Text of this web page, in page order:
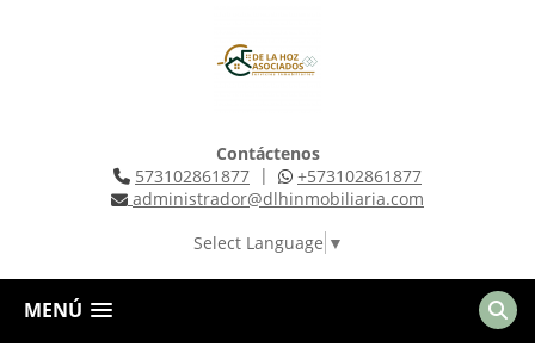
Contáctenos
573102861877 |
+573102861877
administrador@dlhinmobiliaria.com
Select Language ▼
MENÚ